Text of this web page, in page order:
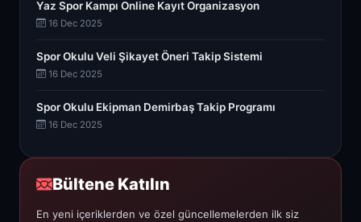
Yaz Spor Kampı Online Kayıt Organizasyon
16 Dec 2025
Spor Okulu Veli Şikayet Öneri Takip Sistemi
16 Dec 2025
Spor Okulu Ekipman Demirbaş Takip Programı
16 Dec 2025
Bültene Katılın
En yeni içeriklerden ve özel güncellemelerden ilk siz